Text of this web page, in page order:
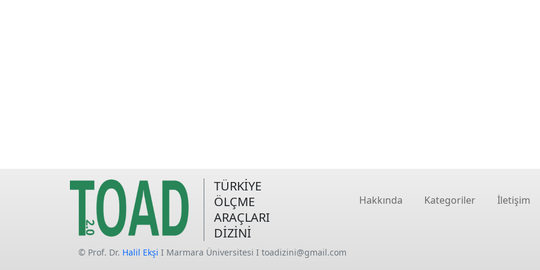
TÜRKİYE
ÖLÇME
ARAÇLARI
DİZİNİ
Hakkında Kategoriler İletişim
© Prof. Dr. Halil Ekşi I Marmara Üniversitesi I toadizini@gmail.com